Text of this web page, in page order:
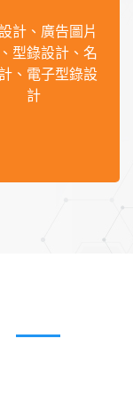
計、廣告圖片
型錄設計、名
、電子型錄設
計